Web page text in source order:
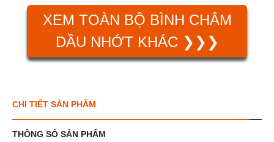
XEM TOÀN BỘ BÌNH CHÂM
DẦU NHỚT KHÁC ❯❯❯
CHI TIẾT SẢN PHẨM
THÔNG SỐ SẢN PHẨM